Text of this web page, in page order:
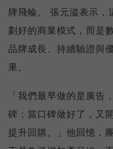
牌飛輪。 張元溢表示，
劃好的商業模式，而是
品牌成長、持續驗證與
果。
「我們最早做的是廣告
碑；當口碑做好了，又
提升回購。」他回憶，